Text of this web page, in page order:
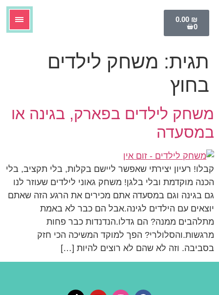
0.00 ₪
0
תגית: משחק לילדים
בחוץ
משחק לילדים בפארק, בגינה או
במסעדה
קבלו! רעיון יצירתי שאפשר ליישם בקלות, בלי תקציב, בלי
הכנה מוקדמת ובלי בלגן! משחק גאוני לילדים שעוזר לנו
גם בגינה וגם במסעדה אתם מכירים את הרגע הזה שאתם
יוצאים עם הילדים לגינה.אבל הם כבר לא באמת
מתלהבים ממנה? הם גדלו.הנדנדות כבר פחות
מרגשות.והסלולרי? הפך למוקד המשיכה הכי חזק
בסביבה. וזה לא שהם לא רוצים להיות […]